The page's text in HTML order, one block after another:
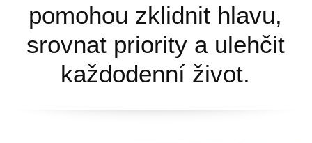
pomohou zklidnit hlavu,
srovnat priority a ulehčit
každodenní život.